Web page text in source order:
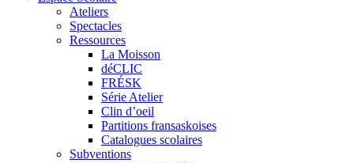
Ateliers
Spectacles
Ressources
La Moisson
déCLIC
FRÉSK
Série Atelier
Clin d’oeil
Partitions fransaskoises
Catalogues scolaires
Subventions